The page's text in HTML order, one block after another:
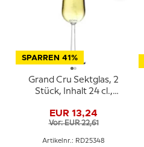
SPARREN 41%
Grand Cru Sektglas, 2
Stück, Inhalt 24 cl.,
EUR 13,24
Vor: EUR 22,61
Artikelnr.: RD25348